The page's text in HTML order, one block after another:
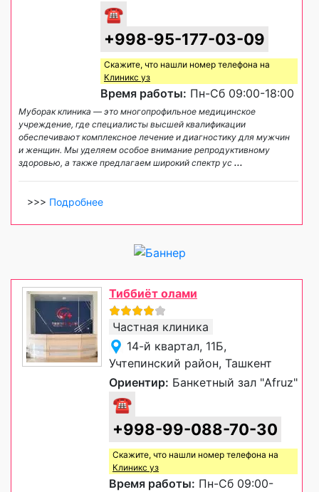
☎
+998-95-177-03-09
Скажите, что нашли номер телефона на
Клиникс уз
Время работы: Пн-Сб 09:00-18:00
Муборак клиника — это многопрофильное медицинское
учреждение, где специалисты высшей квалификации
обеспечивают комплексное лечение и диагностику для мужчин
и женщин. Мы уделяем особое внимание репродуктивному
здоровью, а также предлагаем широкий спектр ус ...
>>> Подробнее
Тиббиёт олами
Частная клиника
14-й квартал, 11Б,
Учтепинский район, Ташкент
Ориентир: Банкетный зал "Afruz"
☎
+998-99-088-70-30
Скажите, что нашли номер телефона на
Клиникс уз
Время работы: Пн-Сб 09:00-